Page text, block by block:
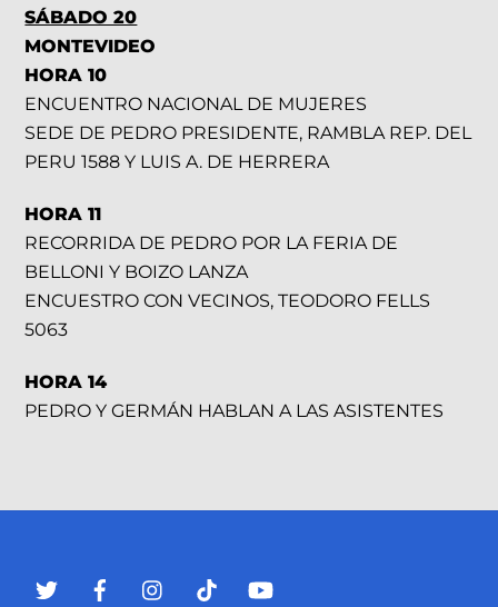
SÁBADO 20
MONTEVIDEO
HORA 10
ENCUENTRO NACIONAL DE MUJERES
SEDE DE PEDRO PRESIDENTE, RAMBLA REP. DEL
PERU 1588 Y LUIS A. DE HERRERA
HORA 11
RECORRIDA DE PEDRO POR LA FERIA DE
BELLONI Y BOIZO LANZA
ENCUESTRO CON VECINOS, TEODORO FELLS
5063
HORA 14
PEDRO Y GERMÁN HABLAN A LAS ASISTENTES